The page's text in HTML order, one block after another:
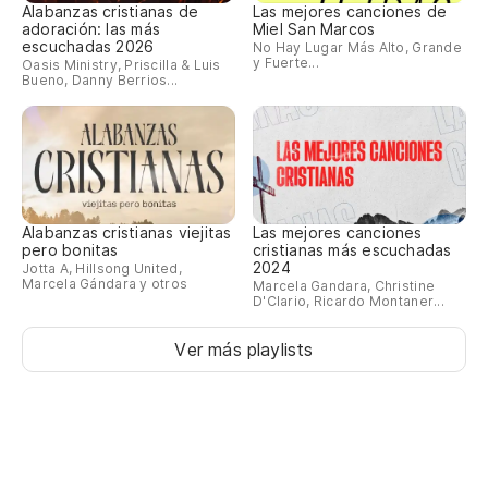
Alabanzas cristianas de
adoración: las más
escuchadas 2026
Oasis Ministry, Priscilla & Luis
Bueno, Danny Berrios...
Las mejores canciones de
Miel San Marcos
No Hay Lugar Más Alto, Grande
y Fuerte...
Alabanzas cristianas viejitas
pero bonitas
Jotta A, Hillsong United,
Marcela Gándara y otros
Las mejores canciones
cristianas más escuchadas
2024
Marcela Gandara, Christine
D'Clario, Ricardo Montaner...
Ver más playlists